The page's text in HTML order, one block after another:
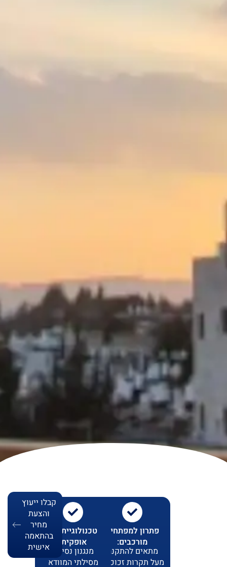
פתרון למפתחים
מורכבים:
מתאים להתקנה
מעל תקרות זכוכית,
טכנולוגיית זיפ
אופקית:
מנגנון נסיעה
מסילתי המוודא
קבלו ייעוץ
והצעת
מחיר
בהתאמה
אישית